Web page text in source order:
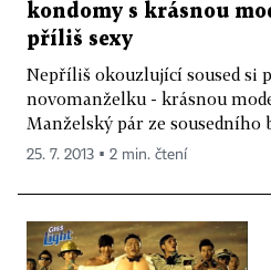
kondomy s krásnou
příliš sexy
Nepříliš okouzlující soused si
novomanželku - krásnou
Manželský pár ze sousedního
25. 7. 2013 ▪ 2 min. čtení